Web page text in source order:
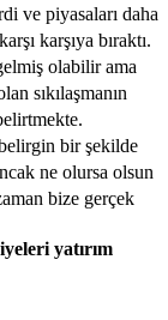
ve piyasaları daha
karşıya bıraktı.
olabilir ama
sıkılaşmanın
belirgin bir şekilde
ne olursa olsun
bize gerçek
yatırım